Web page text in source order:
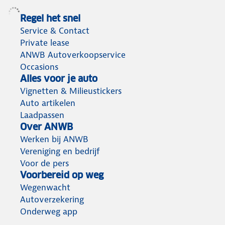
Regel het snel
Service & Contact
Private lease
ANWB Autoverkoopservice
Occasions
Alles voor je auto
Vignetten & Milieustickers
Auto artikelen
Laadpassen
Over ANWB
Werken bij ANWB
Vereniging en bedrijf
Voor de pers
Voorbereid op weg
Wegenwacht
Autoverzekering
Onderweg app